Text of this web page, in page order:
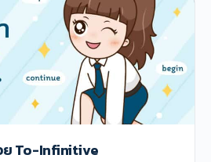
ย To-Infinitive